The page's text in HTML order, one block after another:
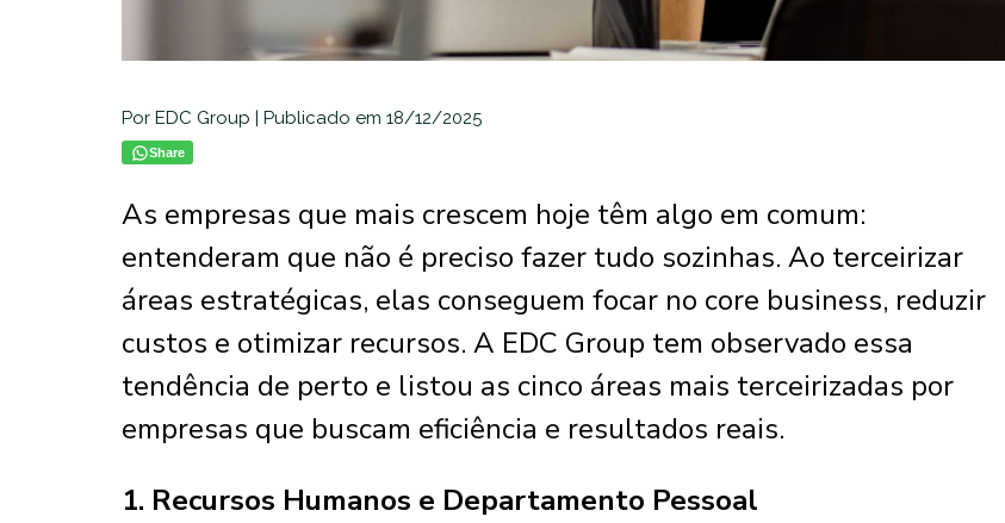
Por EDC Group | Publicado em 18/12/2025
Share
As empresas que mais crescem hoje têm algo em comum:
entenderam que não é preciso fazer tudo sozinhas. Ao terceirizar
áreas estratégicas, elas conseguem focar no core business, reduzir
custos e otimizar recursos. A EDC Group tem observado essa
tendência de perto e listou as cinco áreas mais terceirizadas por
empresas que buscam eficiência e resultados reais.
1. Recursos Humanos e Departamento Pessoal